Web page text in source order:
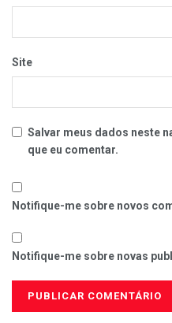
Site
Salvar meus dados neste
que eu comentar.
Notifique-me sobre novos
Notifique-me sobre novas